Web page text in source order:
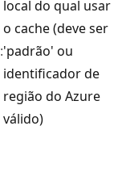
local do qual usar
o cache (deve ser
'padrão' ou
identificador de
região do Azure
válido)